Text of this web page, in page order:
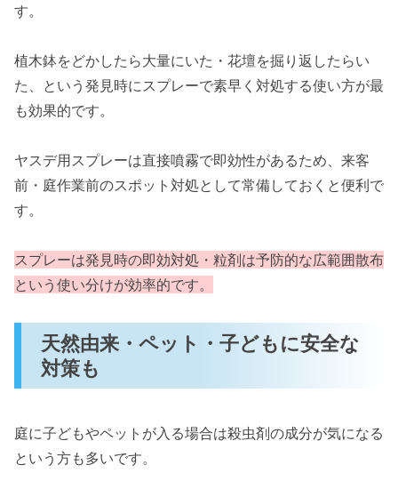
す。
植木鉢をどかしたら大量にいた・花壇を掘り返したらい
た、という発見時にスプレーで素早く対処する使い方が最
も効果的です。
ヤスデ用スプレーは直接噴霧で即効性があるため、来客
前・庭作業前のスポット対処として常備しておくと便利で
す。
スプレーは発見時の即効対処・粒剤は予防的な広範囲散布
という使い分けが効率的です。
天然由来・ペット・子どもに安全な
対策も
庭に子どもやペットが入る場合は殺虫剤の成分が気になる
という方も多いです。